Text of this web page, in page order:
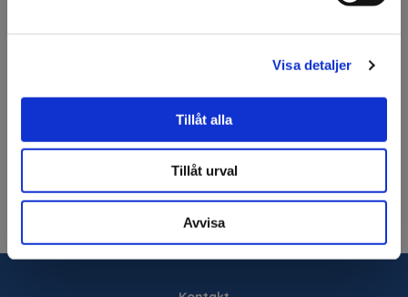
Visa detaljer
Tillåt alla
Tillåt urval
Avvisa
Fråga om produkt
Om tillverkaren